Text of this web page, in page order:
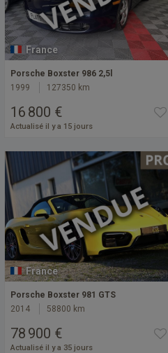
France
Porsche Boxster 986 2,5l
1999
127350 km
16 800 €
Actualisé il y a 15 jours
France
Porsche Boxster 981 GTS
2014
58800 km
78 900 €
Actualisé il y a 35 jours